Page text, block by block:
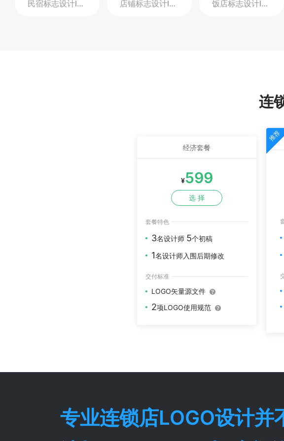
民宿标志设计logo 店铺标志设计logo 饭店标志设计logo
连
经济套餐
¥599
选 择
套餐特色
3名设计师 5个初稿
1名设计师入围后期修改
交付标准
LOGO矢量源文件
2项LOGO使用规范
推荐
专业连锁店LOGO设计并